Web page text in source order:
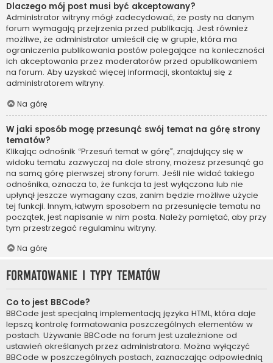
Dlaczego mój post musi być akceptowany?
Administrator witryny mógł zadecydować, że posty na danym
forum wymagają przejrzenia przed publikacją. Jest również
możliwe, że administrator umieścił cię w grupie, która ma
ograniczenia publikowania postów polegające na konieczności
ich akceptowania przez moderatorów przed opublikowaniem
na forum. Aby uzyskać więcej informacji, skontaktuj się z
administratorem witryny.
Na górę
W jaki sposób mogę przesunąć swój temat na górę strony
tematów?
Klikając odnośnik “Przesuń temat w górę”, znajdujący się w
widoku tematu zazwyczaj na dole strony, możesz przesunąć go
na samą górę pierwszej strony forum. Jeśli nie widać takiego
odnośnika, oznacza to, że funkcja ta jest wyłączona lub nie
upłynął jeszcze wymagany czas, zanim będzie możliwe użycie
tej funkcji. Innym, łatwym sposobem na przesunięcie tematu na
początek, jest napisanie w nim posta. Należy pamiętać, aby przy
tym przestrzegać regulaminu witryny.
Na górę
Formatowanie i typy tematów
Co to jest BBCode?
BBCode jest specjalną implementacją języka HTML, która daje
lepszą kontrolę formatowania poszczególnych elementów w
postach. Używanie BBCode na forum jest uzależnione od
ustawień określanych przez administratora. Można wyłączyć
BBCode w poszczególnych postach, zaznaczając odpowiednią